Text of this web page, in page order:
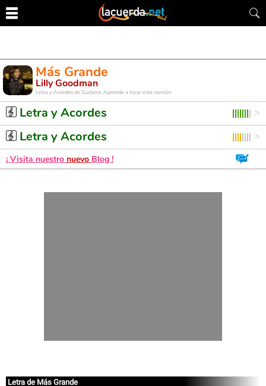
Más Grande
Lilly Goodman
Letra y Acordes de Guitarra. Aprende a tocar esta canción
Letra y Acordes
Letra y Acordes
¡ Visita nuestro nuevo Blog !
Letra de Más Grande